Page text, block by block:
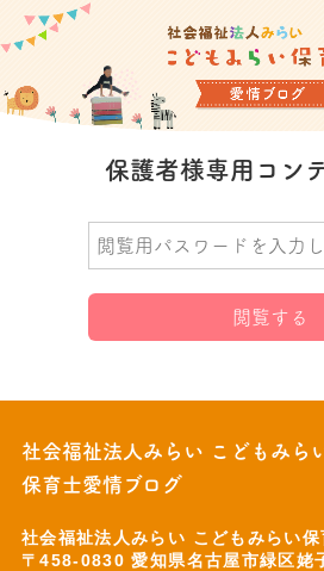
保護者様専用コン
社会福祉法人みらい こどもみら
保育士愛情ブログ
社会福祉法人みらい こどもみらい保
〒458-0830 愛知県名古屋市緑区姥